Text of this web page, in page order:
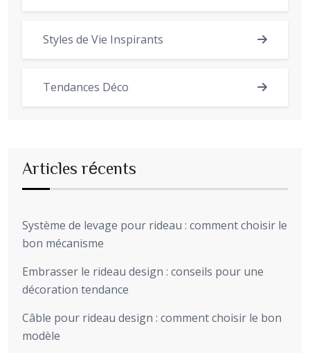
Styles de Vie Inspirants
Tendances Déco
Articles récents
Système de levage pour rideau : comment choisir le
bon mécanisme
Embrasser le rideau design : conseils pour une
décoration tendance
Câble pour rideau design : comment choisir le bon
modèle